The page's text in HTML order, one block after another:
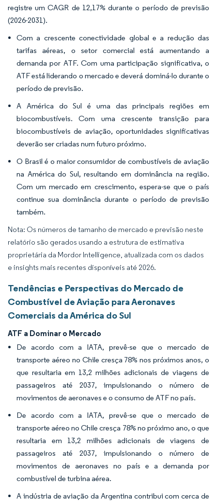
registre um CAGR de 12,17% durante o período de previsão
(2026-2031).
Com a crescente conectividade global e a redução das
tarifas aéreas, o setor comercial está aumentando a
demanda por ATF. Com uma participação significativa, o
ATF está liderando o mercado e deverá dominá-lo durante o
período de previsão.
A América do Sul é uma das principais regiões em
biocombustíveis. Com uma crescente transição para
biocombustíveis de aviação, oportunidades significativas
deverão ser criadas num futuro próximo.
O Brasil é o maior consumidor de combustíveis de aviação
na América do Sul, resultando em dominância na região.
Com um mercado em crescimento, espera-se que o país
continue sua dominância durante o período de previsão
também.
Nota: Os números de tamanho de mercado e previsão neste
relatório são gerados usando a estrutura de estimativa
proprietária da Mordor Intelligence, atualizada com os dados
e insights mais recentes disponíveis até 2026.
Tendências e Perspectivas do Mercado de
Combustível de Aviação para Aeronaves
Comerciais da América do Sul
ATF a Dominar o Mercado
De acordo com a IATA, prevê-se que o mercado de
transporte aéreo no Chile cresça 78% nos próximos anos, o
que resultaria em 13,2 milhões adicionais de viagens de
passageiros até 2037, impulsionando o número de
movimentos de aeronaves e o consumo de ATF no país.
De acordo com a IATA, prevê-se que o mercado de
transporte aéreo no Chile cresça 78% no próximo ano, o que
resultaria em 13,2 milhões adicionais de viagens de
passageiros até 2037, impulsionando o número de
movimentos de aeronaves no país e a demanda por
combustível de turbina aérea.
A indústria de aviação da Argentina contribui com cerca de